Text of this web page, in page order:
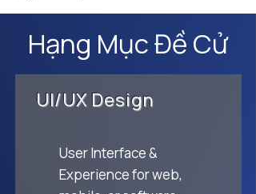
Hạng Mục Đề Cử
UI/UX Design
User Interface &
Experience for web,